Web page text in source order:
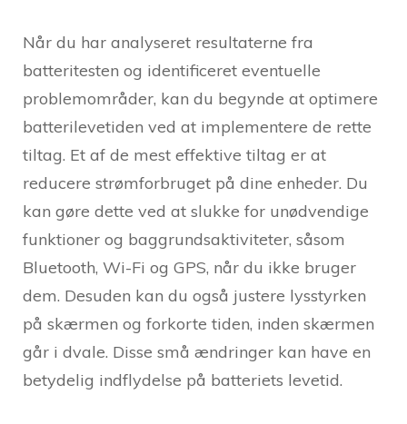
Når du har analyseret resultaterne fra
batteritesten og identificeret eventuelle
problemområder, kan du begynde at optimere
batterilevetiden ved at implementere de rette
tiltag. Et af de mest effektive tiltag er at
reducere strømforbruget på dine enheder. Du
kan gøre dette ved at slukke for unødvendige
funktioner og baggrundsaktiviteter, såsom
Bluetooth, Wi-Fi og GPS, når du ikke bruger
dem. Desuden kan du også justere lysstyrken
på skærmen og forkorte tiden, inden skærmen
går i dvale. Disse små ændringer kan have en
betydelig indflydelse på batteriets levetid.